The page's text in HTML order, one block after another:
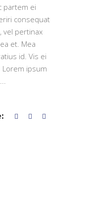
partem ei
consequat
vel pertinax
et. Mea
id. Vis ei
ipsum